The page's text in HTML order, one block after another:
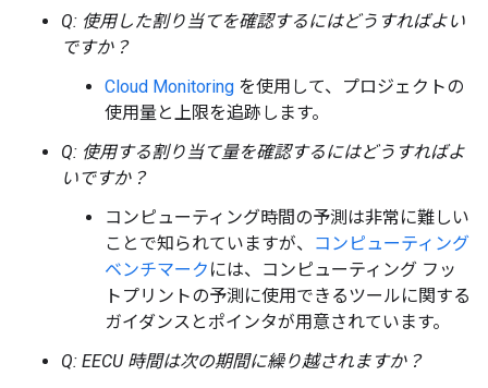
Q: 使用した割り当てを確認するにはどうすればよい
ですか？
Cloud Monitoring を使用して、プロジェクトの
使用量と上限を追跡します。
Q: 使用する割り当て量を確認するにはどうすればよ
いですか？
コンピューティング時間の予測は非常に難しい
ことで知られていますが、
コンピューティング
ベンチマーク には、コンピューティング フッ
トプリントの予測に使用できるツールに関する
ガイダンスとポインタが用意されています。
Q: EECU 時間は次の期間に繰り越されますか？